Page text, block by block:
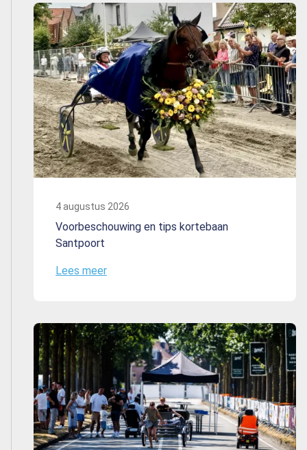
4 augustus 2026
Voorbeschouwing en tips kortebaan
Santpoort
Lees meer